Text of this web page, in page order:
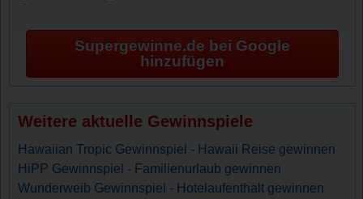
Supergewinne.de bei Google
hinzufügen
Weitere aktuelle Gewinnspiele
Hawaiian Tropic Gewinnspiel - Hawaii Reise gewinnen
HiPP Gewinnspiel - Familienurlaub gewinnen
Wunderweib Gewinnspiel - Hotelaufenthalt gewinnen